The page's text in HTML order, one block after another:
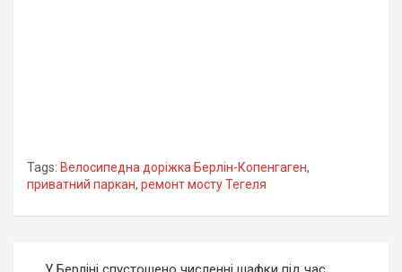
Tags: Велосипедна доріжка Берлін-Копенгаген,
приватний паркан, ремонт мосту Тегеля